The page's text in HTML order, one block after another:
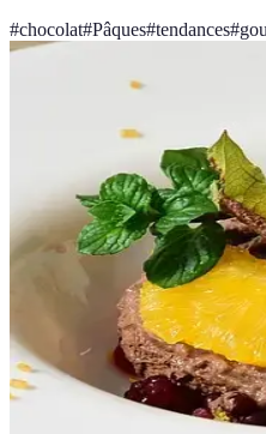
#chocolat#Pâques#tendances#